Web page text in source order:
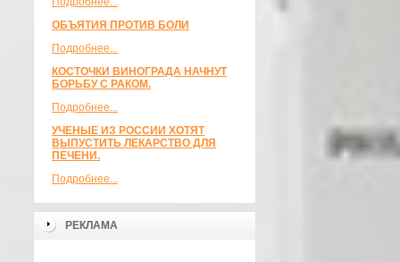
ОБЪЯТИЯ ПРОТИВ БОЛИ
Подробнее...
КОСТОЧКИ ВИНОГРАДА НАЧНУТ
БОРЬБУ С РАКОМ.
Подробнее...
УЧЕНЫЕ ИЗ РОССИИ ХОТЯТ
ВЫПУСТИТЬ ЛЕКАРСТВО ДЛЯ
ПЕЧЕНИ.
Подробнее...
РЕКЛАМА